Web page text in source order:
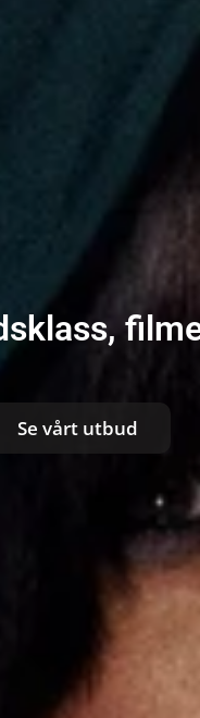
Se vårt utbud